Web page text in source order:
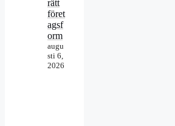
rätt
föret
agsf
orm
augu
sti 6,
2026